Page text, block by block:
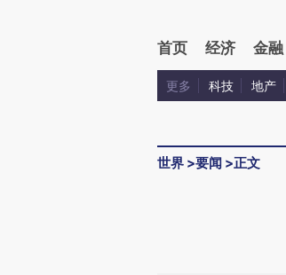
首页 经济 金融
更多 科技 地产
世界 >要闻 >正文